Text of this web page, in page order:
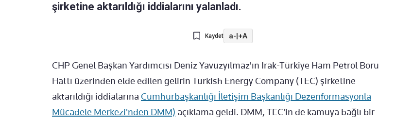
şirketine aktarıldığı iddialarını yalanladı.
Kaydet a-|+A
CHP Genel Başkan Yardımcısı Deniz Yavuzyılmaz'ın Irak-Türkiye Ham Petrol Boru
Hattı üzerinden elde edilen gelirin Turkish Energy Company (TEC) şirketine
aktarıldığı iddialarına Cumhurbaşkanlığı İletişim Başkanlığı Dezenformasyonla
Mücadele Merkezi'nden DMM) açıklama geldi. DMM, TEC'in de kamuya bağlı bir